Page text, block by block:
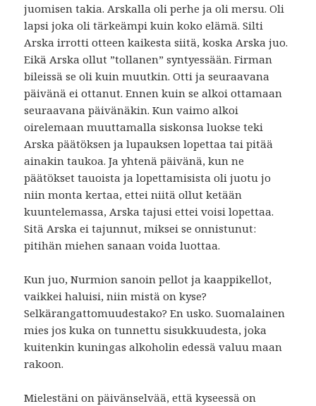
juomisen takia. Arskalla oli perhe ja oli mersu. Oli
lapsi joka oli tärkeämpi kuin koko elämä. Silti
Arska irrotti otteen kaikesta siitä, koska Arska juo.
Eikä Arska ollut ”tollanen” syntyessään. Firman
bileissä se oli kuin muutkin. Otti ja seuraavana
päivänä ei ottanut. Ennen kuin se alkoi ottamaan
seuraavana päivänäkin. Kun vaimo alkoi
oirelemaan muuttamalla siskonsa luokse teki
Arska päätöksen ja lupauksen lopettaa tai pitää
ainakin taukoa. Ja yhtenä päivänä, kun ne
päätökset tauoista ja lopettamisista oli juotu jo
niin monta kertaa, ettei niitä ollut ketään
kuuntelemassa, Arska tajusi ettei voisi lopettaa.
Sitä Arska ei tajunnut, miksei se onnistunut:
pitihän miehen sanaan voida luottaa.
Kun juo, Nurmion sanoin pellot ja kaappikellot,
vaikkei haluisi, niin mistä on kyse?
Selkärangattomuudestako? En usko. Suomalainen
mies jos kuka on tunnettu sisukkuudesta, joka
kuitenkin kuningas alkoholin edessä valuu maan
rakoon.
Mielestäni on päivänselvää, että kyseessä on